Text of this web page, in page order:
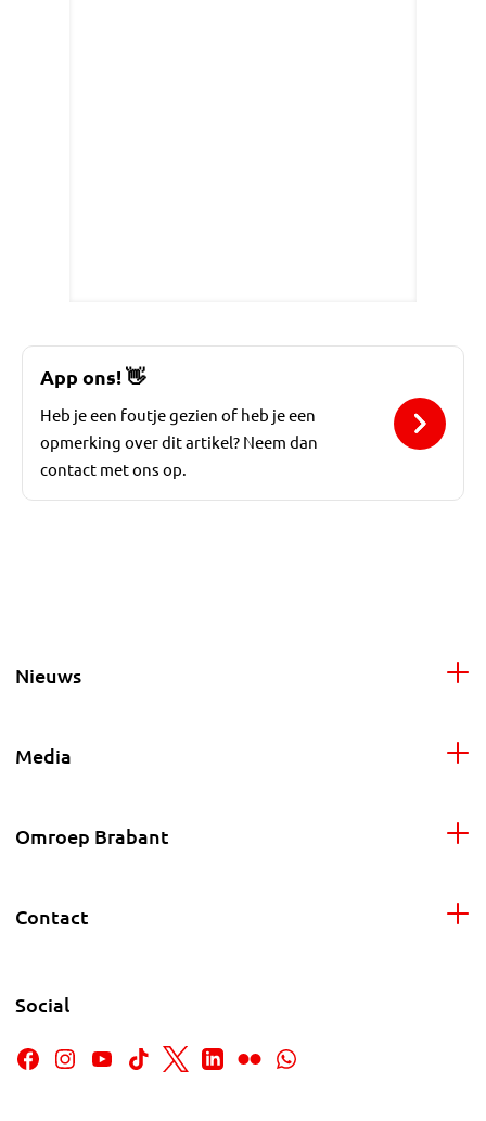
App ons!👋
Heb je een foutje gezien of heb je een
opmerking over dit artikel? Neem dan
contact met ons op.
Nieuws
Media
Omroep Brabant
Contact
Social